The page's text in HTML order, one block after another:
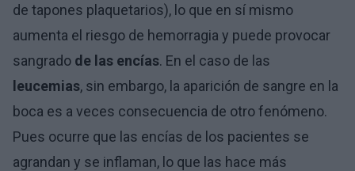
de tapones plaquetarios), lo que en sí mismo
aumenta el riesgo de hemorragia y puede provocar
sangrado de las encías. En el caso de las
leucemias, sin embargo, la aparición de sangre en la
boca es a veces consecuencia de otro fenómeno.
Pues ocurre que las encías de los pacientes se
agrandan y se inflaman, lo que las hace más